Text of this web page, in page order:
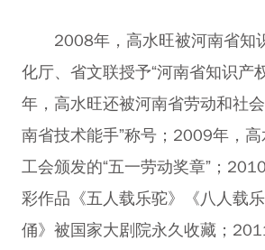
2008年，高水旺被河南省知
化厅、省文联授予“河南省知识产
年，高水旺还被河南省劳动和社
南省技术能手”称号；2009年，
工会颁发的“五一劳动奖章”；
彩作品《五人载乐驼》《八人载
俑》被国家大剧院永久收藏；